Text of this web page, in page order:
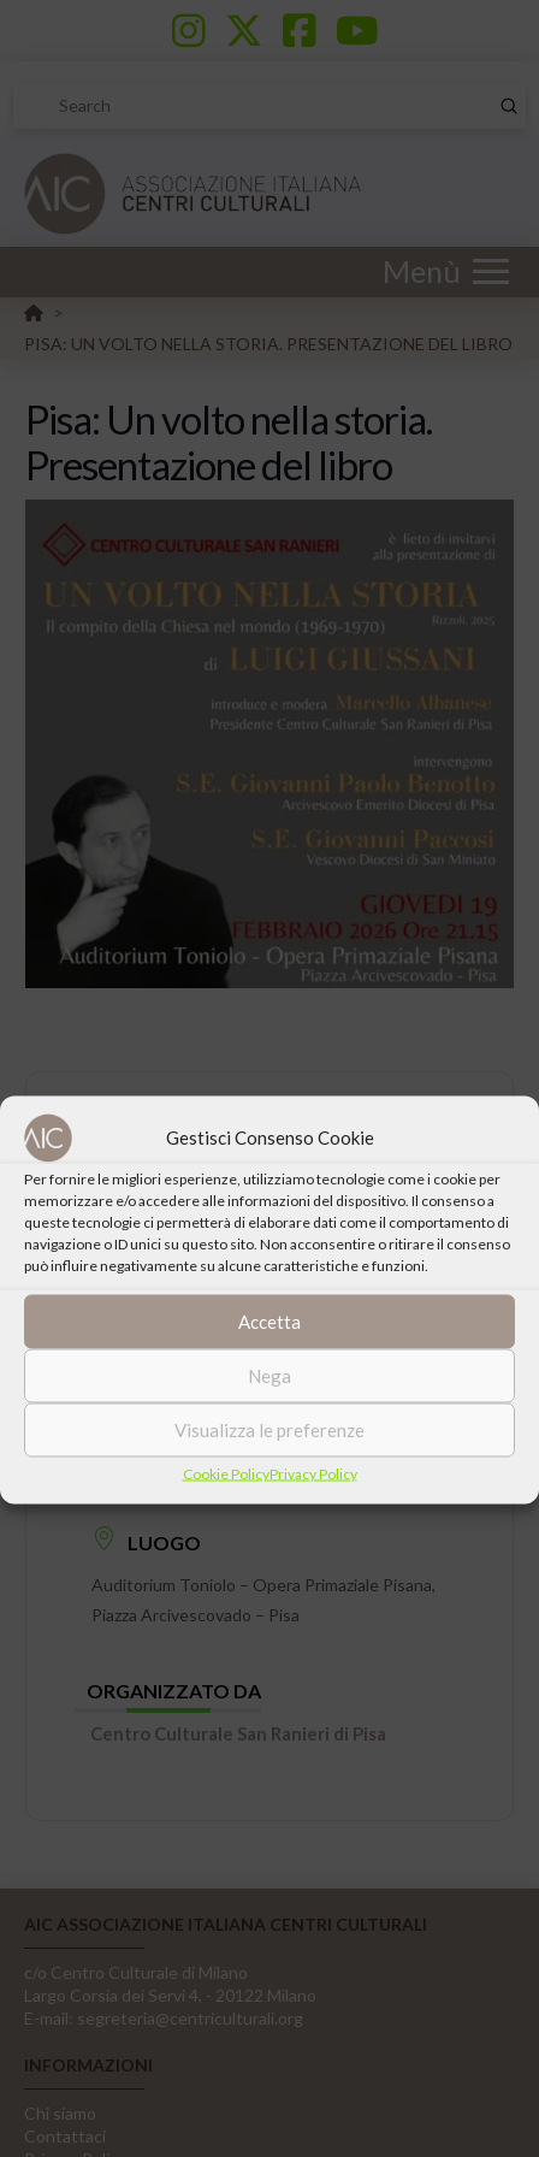
Gestisci Consenso Cookie
Per fornire le migliori esperienze, utilizziamo tecnologie come i cookie per
memorizzare e/o accedere alle informazioni del dispositivo. Il consenso a
queste tecnologie ci permetterà di elaborare dati come il comportamento di
navigazione o ID unici su questo sito. Non acconsentire o ritirare il consenso
può influire negativamente su alcune caratteristiche e funzioni.
Accetta
Nega
Visualizza le preferenze
Cookie PolicyPrivacy Policy
Search
Menù
HOME
>
PISA: UN VOLTO NELLA STORIA. PRESENTAZIONE DEL LIBRO
Pisa: Un volto nella storia.
Presentazione del libro
CONDIVIDI QUESTO EVENTO
Giovedì 19 Febbraio 2026 ore 21:15
LUOGO
Auditorium Toniolo – Opera Primaziale Pisana,
Piazza Arcivescovado – Pisa
ORGANIZZATO DA
Centro Culturale San Ranieri di Pisa
AIC ASSOCIAZIONE ITALIANA CENTRI CULTURALI
c/o Centro Culturale di Milano
Largo Corsia dei Servi 4, - 20122 Milano
E-mail: segreteria@centriculturali.org
INFORMAZIONI
Chi siamo
Contattaci